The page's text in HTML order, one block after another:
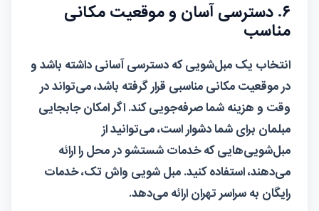
۶. دسترسی آسان و موقعیت مکانی
مناسب
انتخاب یک مبل‌شویی که دسترسی آسانی داشته باشد و
در موقعیت مکانی مناسبی قرار گرفته باشد، می‌تواند در
وقت و هزینه شما صرفه‌جویی کند. اگر امکان جابجایی
مبلمان برای شما دشوار است، می‌توانید از
مبل‌شویی‌هایی که خدمات شستشو در محل را ارائه
می‌دهند، استفاده کنید. مبل شویی واش تک، خدمات
رایگان به سراسر تهران ارائه می‌دهد.